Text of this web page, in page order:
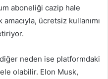
aboneliği cazip hale
ücretsiz kullanımı
neden ise platformdaki
olabilir. Elon Musk,